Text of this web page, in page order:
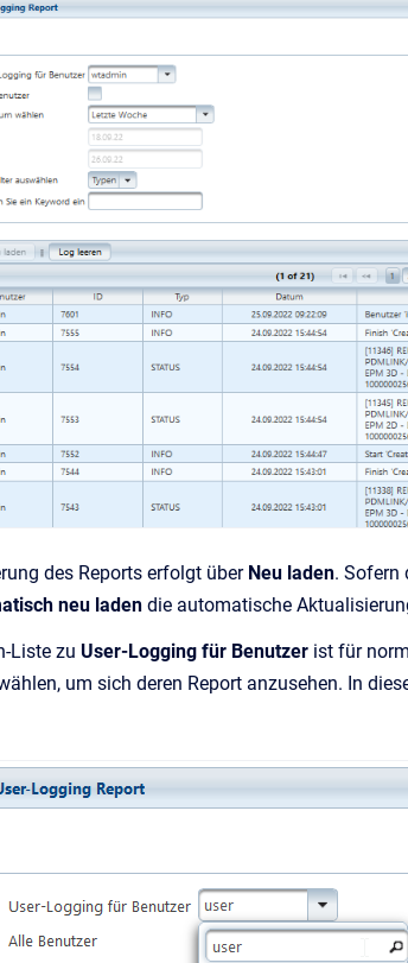
des Reports erfolgt über Neu laden. Sofern
neu laden die automatische
Liste zu User-Logging für Benutzer ist für
um sich deren Report anzusehen. In